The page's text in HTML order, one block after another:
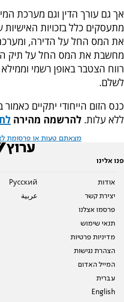
אך גם עורך הדין וגם מערכת
מתעסקים כלל בזכויות
את המס החל על הדירה,
מחשבת את המס החל על תיק
רווח הצטבר באופן רשמי
לשלם.
ללא עלות. להרשמה מהירה
מצאתם טעות או פרסומת לא
פנו אלינו
אודות
יצירת קשר
פרסמו אצלנו
תנאי שימוש
מדיניות פרטיות
הצהרת נגישות
המייל האדום
עברית
English
Pусский
عربية